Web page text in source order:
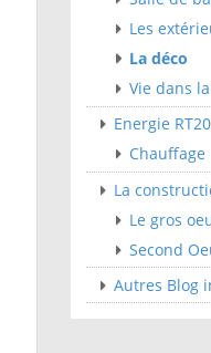
Les
La déco
Vie dans
Energie
Chauffage
La
Le gros
Second
Autres Blog